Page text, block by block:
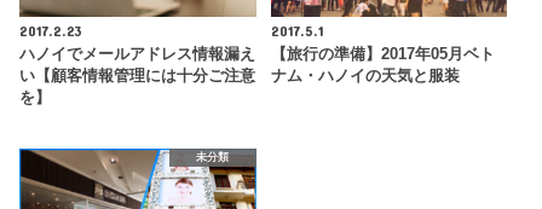
2017.2.23
ハノイでメールアドレス情報漏え
い【顧客情報管理には十分ご注意
を】
2017.5.1
【旅行の準備】2017年05月ベト
ナム・ハノイの天気と服装
未分類